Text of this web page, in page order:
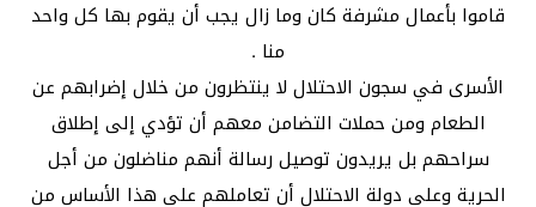
قاموا بأعمال مشرفة كان وما زال يجب أن يقوم بها كل واحد
منا .
الأسرى في سجون الاحتلال لا ينتظرون من خلال إضرابهم عن
الطعام ومن حملات التضامن معهم أن تؤدي إلى إطلاق
سراحهم بل يريدون توصيل رسالة أنهم مناضلون من أجل
الحرية وعلى دولة الاحتلال أن تعاملهم على هذا الأساس من